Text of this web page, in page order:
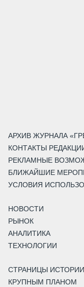
АРХИВ ЖУРНАЛА
КОНТАКТЫ
РЕКЛАМНЫЕ
БЛИЖАЙШИЕ
УСЛОВИЯ
НОВОСТИ
РЫНОК
АНАЛИТИКА
ТЕХНОЛОГИИ
СТРАНИЦЫ ИСТОРИИ
КРУПНЫМ ПЛАНОМ